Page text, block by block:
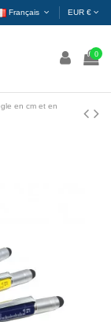
Français EUR €
0
en cm et en